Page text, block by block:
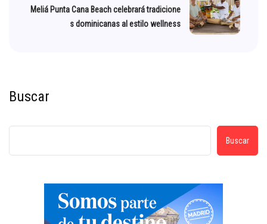
Meliá Punta Cana Beach celebrará tradicione
s dominicanas al estilo wellness
Buscar
Buscar